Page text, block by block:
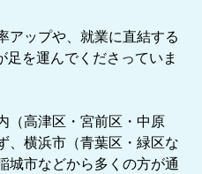
アップや、就業に直結する
を運んでくださっていま
（高津区・宮前区・中原
、横浜市（青葉区・緑区な
城市などから多くの方が通